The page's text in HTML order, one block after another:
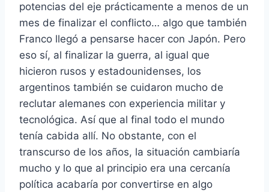
potencias del eje prácticamente a menos de un
mes de finalizar el conflicto… algo que también
Franco llegó a pensarse hacer con Japón. Pero
eso sí, al finalizar la guerra, al igual que
hicieron rusos y estadounidenses, los
argentinos también se cuidaron mucho de
reclutar alemanes con experiencia militar y
tecnológica. Así que al final todo el mundo
tenía cabida allí. No obstante, con el
transcurso de los años, la situación cambiaría
mucho y lo que al principio era una cercanía
política acabaría por convertirse en algo